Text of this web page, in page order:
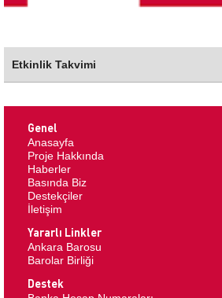
Etkinlik Takvimi
Genel
Anasayfa
Proje Hakkında
Haberler
Basında Biz
Destekçiler
İletişim
Yararlı Linkler
Ankara Barosu
Barolar Birliği
Destek